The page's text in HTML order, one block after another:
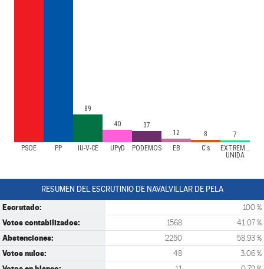
PSOE PP IU-V-CE UPyD PODEMOS EB C's
UNIDA
89
40
37
12
8 7
RESUMEN DEL ESCRUTINIO DE NAVALVILLAR DE PELA
Escrutado: 100 %
Votos contabilizados: 1568 41.07 %
Abstenciones: 2250 58.93 %
Votos nulos: 48 3.06 %